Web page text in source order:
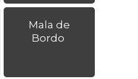
Mala de
Bordo